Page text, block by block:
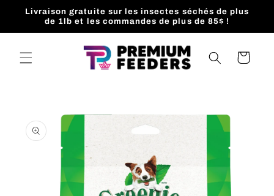
passer
Livraison gratuite sur les insectes séchés de plus
de 1lb et les commandes de plus de 85$ !
Panier
Passer aux
informations
produits